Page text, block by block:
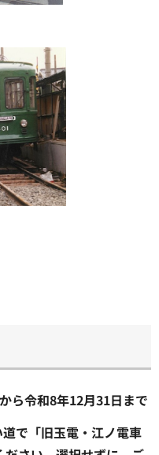
ら令和8年12月31日まで
で「旧玉電・江ノ電車